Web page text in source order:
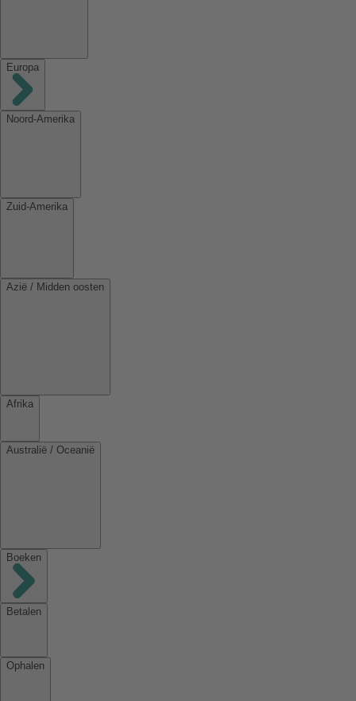
Europa
Noord-Amerika
Zuid-Amerika
Azië / Midden oosten
Afrika
Australië / Oceanië
Boeken
Betalen
Ophalen